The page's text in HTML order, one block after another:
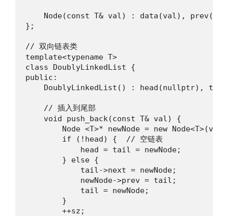
Node(const T& val) : data(val),
};
// 双向链表类
template<typename T>
class DoublyLinkedList {
public:
DoublyLinkedList() : head(nullptr),
    // 插入到尾部
    void push_back(const T& val) {
Node <T>* newNode = new
        if (!head) {  // 空链表
            head = tail = newNode;
        } else {
            tail->next = newNode;
            newNode->prev = tail;
            tail = newNode;
        }
        ++sz;